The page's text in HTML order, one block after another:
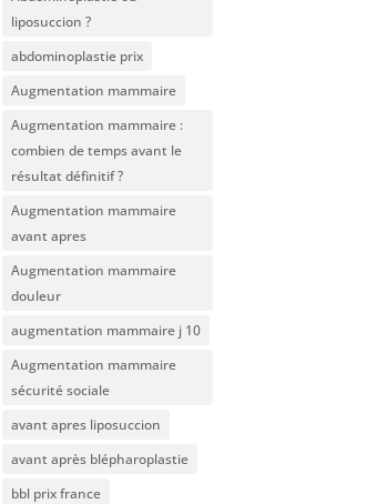
liposuccion ?
abdominoplastie prix
Augmentation mammaire
Augmentation mammaire :
combien de temps avant le
résultat définitif ?
Augmentation mammaire
avant apres
Augmentation mammaire
douleur
augmentation mammaire j 10
Augmentation mammaire
sécurité sociale
avant apres liposuccion
avant après blépharoplastie
bbl prix france